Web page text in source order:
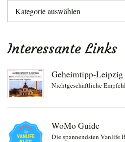
Kategorien
Interessante Links
Geheimtipp-Leipzig
Nichtgeschäftliche
WoMo Guide
Die spannendsten Vanlife